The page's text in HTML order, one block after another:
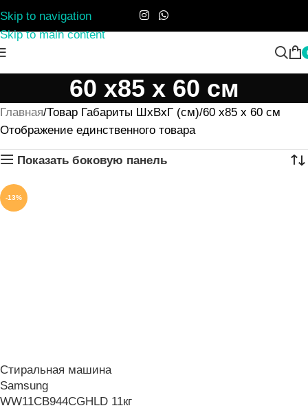
Skip to navigation
Skip to main content
60 x85 x 60 см
Главная Товар Габариты ШхВхГ (см) 60 x85 x 60 см
Отображение единственного товара
Показать боковую панель
-13%
Стиральная машина
Samsung
WW11CB944CGHLD 11кг